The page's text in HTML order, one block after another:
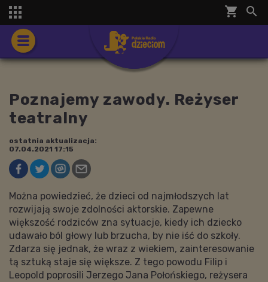
shopping_cart 

Poznajemy zawody. Reżyser
teatralny
ostatnia aktualizacja:
07.04.2021 17:15
Można powiedzieć, że dzieci od najmłodszych lat
rozwijają swoje zdolności aktorskie. Zapewne
większość rodziców zna sytuacje, kiedy ich dziecko
udawało ból głowy lub brzucha, by nie iść do szkoły.
Zdarza się jednak, że wraz z wiekiem, zainteresowanie
tą sztuką staje się większe. Z tego powodu Filip i
Leopold poprosili Jerzego Jana Połońskiego, reżysera